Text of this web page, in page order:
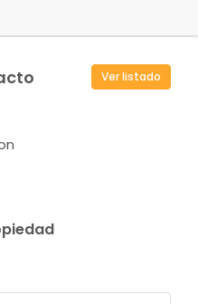
Ver listado